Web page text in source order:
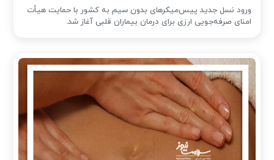
ورود نسل جدید پیس‌میکرهای بدون سیم به کشور با حمایت هیأت
امنای صرفه‌جویی ارزی برای درمان بیماران قلبی آغاز شد.